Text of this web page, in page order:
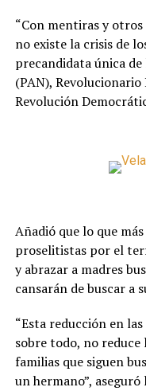
“Con mentiras y otros
no existe la crisis de
precandidata única
(PAN),
Revolución
Añadió que lo que
proselitistas por el
y abrazar a madres
cansarán de buscar a
“Esta reducción en
sobre todo, no
familias que siguen
un hermano”, aseguró